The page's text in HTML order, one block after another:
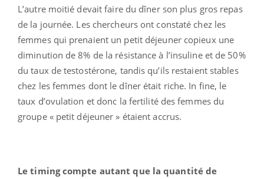
L’autre moitié devait faire du dîner son plus gros repas
de la journée. Les chercheurs ont constaté chez les
femmes qui prenaient un petit déjeuner copieux une
diminution de 8% de la résistance à l’insuline et de 50%
du taux de testostérone, tandis qu’ils restaient stables
chez les femmes dont le dîner était riche. In fine, le
taux d’ovulation et donc la fertilité des femmes du
groupe « petit déjeuner » étaient accrus.
Le timing compte autant que la quantité de